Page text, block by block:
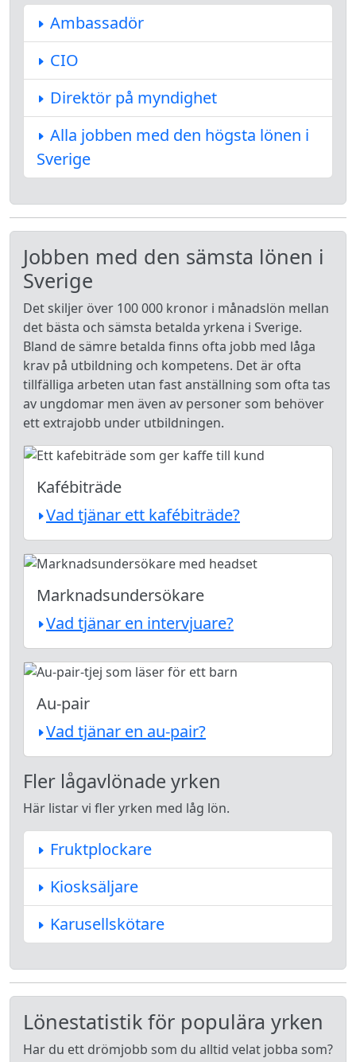
Ambassadör
CIO
Direktör på myndighet
Alla jobben med den högsta lönen i
Sverige
Jobben med den sämsta lönen i
Sverige
Det skiljer över 100 000 kronor i månadslön mellan
det bästa och sämsta betalda yrkena i Sverige.
Bland de sämre betalda finns ofta jobb med låga
krav på utbildning och kompetens. Det är ofta
tillfälliga arbeten utan fast anställning som ofta tas
av ungdomar men även av personer som behöver
ett extrajobb under utbildningen.
Kafébiträde
Vad tjänar ett kafébiträde?
Marknadsundersökare
Vad tjänar en intervjuare?
Au-pair
Vad tjänar en au-pair?
Fler lågavlönade yrken
Här listar vi fler yrken med låg lön.
Fruktplockare
Kiosksäljare
Karusellskötare
Lönestatistik för populära yrken
Har du ett drömjobb som du alltid velat jobba som?